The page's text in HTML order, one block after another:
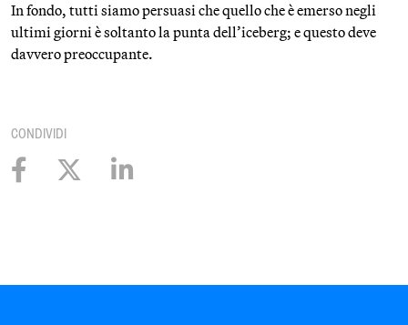
In fondo, tutti siamo persuasi che quello che è emerso negli
ultimi giorni è soltanto la punta dell’iceberg; e questo deve
davvero preoccupante.
CONDIVIDI